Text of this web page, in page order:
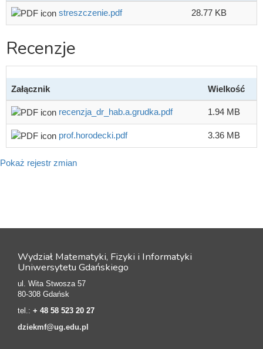
streszczenie.pdf 28.77 KB
Recenzje
Załącznik Wielkość
recenzja_dr_hab.a.grudka.pdf 1.94 MB
prof.horodecki.pdf 3.36 MB
Pokaż rejestr zmian
Wydział Matematyki, Fizyki i Informatyki
Uniwersytetu Gdańskiego
ul. Wita Stwosza 57
80-308 Gdańsk
tel.: + 48 58 523 20 27
dziekmf@ug.edu.pl